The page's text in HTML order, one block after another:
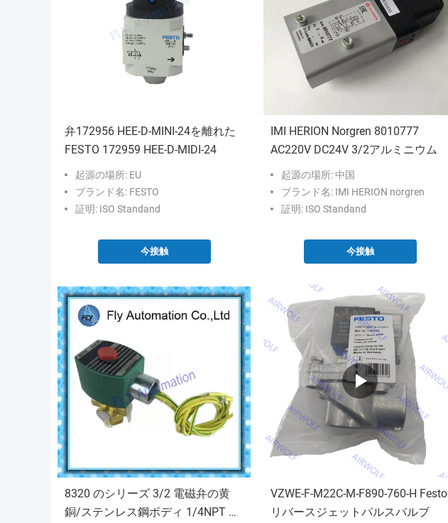
弁172956 HEE-D-MINI-24を離れた
FESTO 172959 HEE-D-MIDI-24
起源の場所: EU
ブランド名: FESTO
証明: ISO Standand
今接触
IMI HERION Norgren 8010777
AC220V DC24V 3/2アルミニウム
起源の場所: 中国
ブランド名: IMI HERION norgren
証明: ISO Standand
今接触
8320 のシリーズ 3/2 電磁弁の黄
銅/ステンレス鋼ボディ 1/4NPT 普
VZWE-F-M22C-M-F890-760-H Festo
リバースジェットパルスバルブ